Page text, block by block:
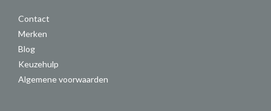
Contact
Merken
Blog
Keuzehulp
Algemene voorwaarden